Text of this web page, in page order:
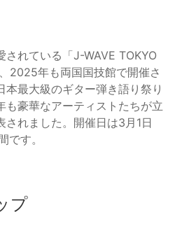
れている「J-WAVE TOKYO
2025年も両国国技館で開催さ
最大級のギター弾き語り祭り
も豪華なアーティストたちが立
れました。開催日は3月1日
です。
プ